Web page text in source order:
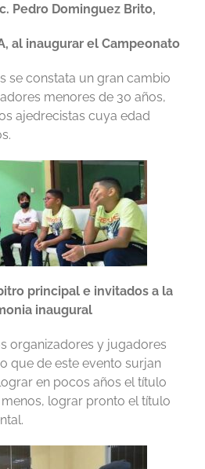
Pedro Dominguez Brito,
al inaugurar el Campeonato
se constata un gran cambio
menores de 30 años,
ajedrecistas cuya edad
principal e invitados a la
inaugural
organizadores y jugadores
que de este evento surjan
en pocos años el título
lograr pronto el título